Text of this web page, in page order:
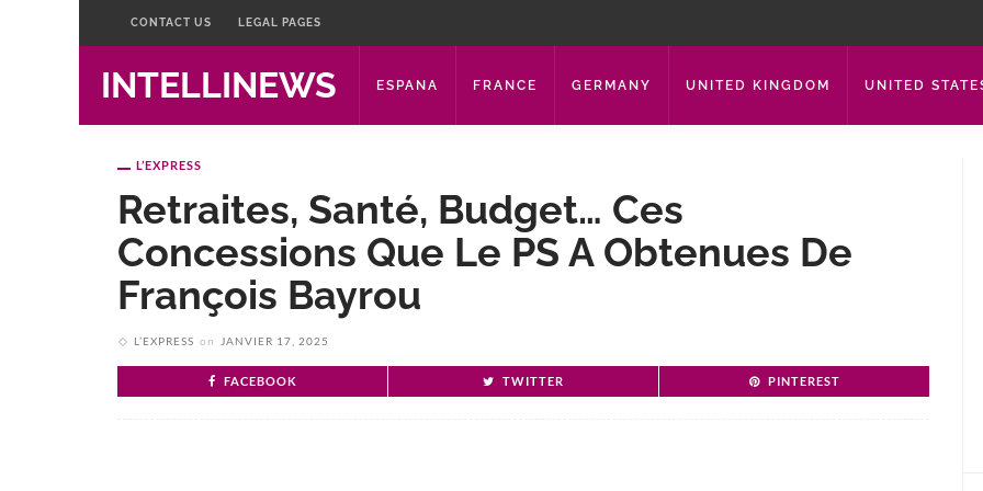
CONTACT US LEGAL PAGES
INTELLINEWS ESPANA FRANCE GERMANY UNITED KINGDOM UNITED
L’EXPRESS
Retraites, Santé, Budget… Ces
Concessions Que Le PS A Obtenues De
François Bayrou
L’EXPRESS on JANVIER 17, 2025
FACEBOOK TWITTER PINTEREST